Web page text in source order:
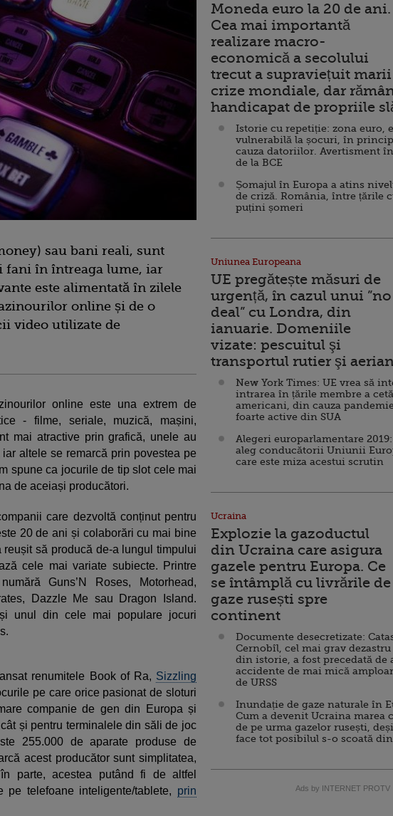
sau bani reali, sunt
fani în întreaga lume, iar
este alimentată în zilele
online și de o
video utilizate de
online este una extrem de
- filme, seriale, muzică, mașini,
mai atractive prin grafică, unele au
altele se remarcă prin povestea pe
spune ca jocurile de tip slot cele mai
de aceiași producători.
care dezvoltă conținut pentru
20 de ani și colaborări cu mai bine
să producă de-a lungul timpului
cele mai variate subiecte. Printre
Guns’N Roses, Motorhead,
Dazzle Me sau Dragon Island.
unul din cele mai populare jocuri
renumitele Book of Ra, Sizzling
pe care orice pasionat de sloturi
companie de gen din Europa și
și pentru terminalele din săli de joc
255.000 de aparate produse de
acest producător sunt simplitatea,
parte, acestea putând fi de altfel
telefoane inteligente/tablete, prin
Moneda euro la 20 de ani.
Cea mai importantă
realizare macro-
economică a secolului
trecut a supraviețuit marii
crize mondiale, dar
handicapat de propriile
Istorie cu repetiție: zona euro,
vulnerabilă la șocuri, în
cauza datoriilor. Avertisment
de la BCE
Șomajul în Europa a atins
de criză. România, între țările
puțini șomeri
Uniunea Europeana
UE pregătește măsuri de
urgență, în cazul unui ”no
deal” cu Londra, din
ianuarie. Domeniile
vizate: pescuitul şi
transportul rutier şi
New York Times: UE vrea să
intrarea în țările membre a
americani, din cauza
foarte active din SUA
Alegeri europarlamentare
aleg conducătorii Uniunii
care este miza acestui scrutin
Ucraina
Explozie la gazoductul
din Ucraina care asigura
gazele pentru Europa. Ce
se întâmplă cu livrările de
gaze rusești spre
continent
Documente desecretizate:
Cernobîl, cel mai grav
din istorie, a fost precedată de
accidente de mai mică
de URSS
Inundație de gaze naturale în
Cum a devenit Ucraina marea
de pe urma gazelor rusești,
face tot posibilul s-o scoată
Ads by INTERNET PROTV